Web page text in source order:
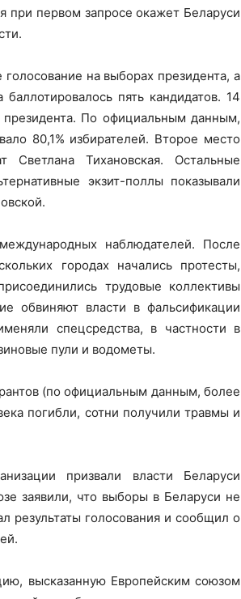
при первом запросе окажет Беларуси
на выборах президента, а
пять кандидатов. 14
По официальным данным,
80,1% избирателей. Второе место
Светлана Тихановская. Остальные
экзит-поллы показывали
наблюдателей. После
городах начались протесты,
трудовые коллективы
обвиняют власти в фальсификации
спецсредства, в частности в
пули и водометы.
(по официальным данным, более
погибли, сотни получили травмы и
призвали власти Беларуси
заявили, что выборы в Беларуси не
результаты голосования и сообщил о
высказанную Европейским союзом